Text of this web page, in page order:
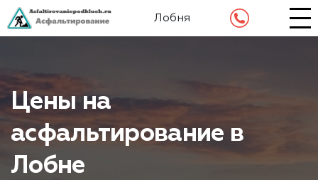
Лобня
Цены на
асфальтирование в
Лобне